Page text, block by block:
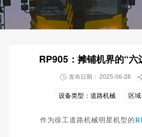
RP905：摊铺机界的“六
 发布日期： 2025-06-28
设备类型： 道路机械 区域
作为徐工道路机械明星机型的